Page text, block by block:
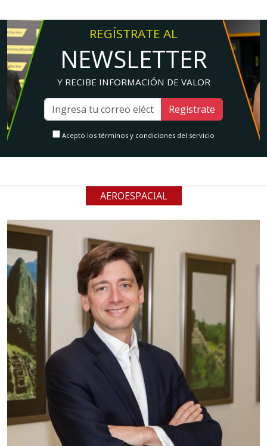
REGÍSTRATE AL
NEWSLETTER
Y RECIBE INFORMACIÓN DE VALOR
Regístrate
Acepto los términos y condiciones del servicio
AEROESPACIAL